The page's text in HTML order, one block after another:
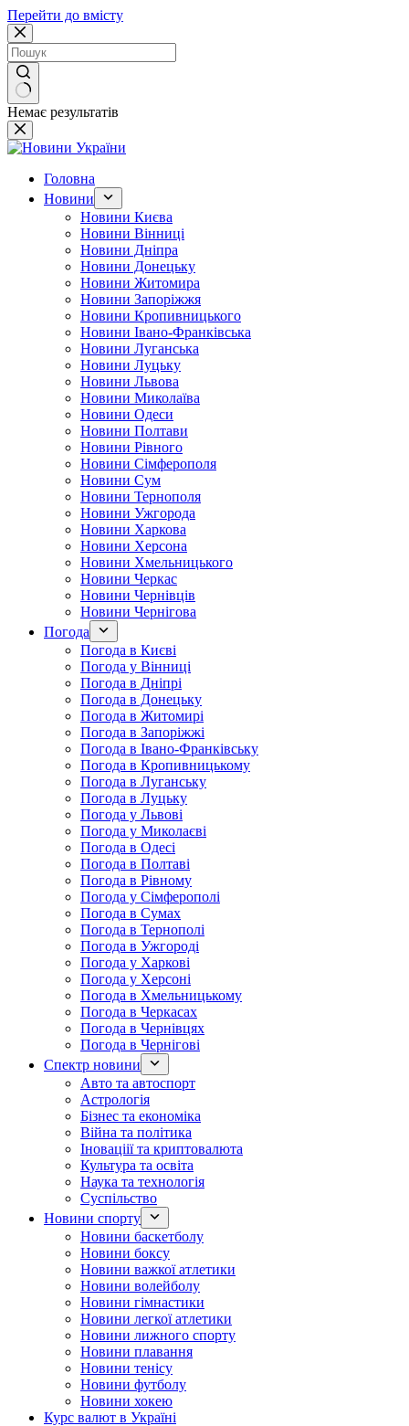
Перейти до вмісту
Немає результатів
Головна
Новини
Новини Києва
Новини Вінниці
Новини Дніпра
Новини Донецьку
Новини Житомира
Новини Запоріжжя
Новини Кропивницького
Новини Івано-Франківська
Новини Луганська
Новини Луцьку
Новини Львова
Новини Миколаїва
Новини Одеси
Новини Полтави
Новини Рівного
Новини Сімферополя
Новини Сум
Новини Тернополя
Новини Ужгорода
Новини Харкова
Новини Херсона
Новини Хмельницького
Новини Черкас
Новини Чернівців
Новини Чернігова
Погода
Погода в Києві
Погода у Вінниці
Погода в Дніпрі
Погода в Донецьку
Погода в Житомирі
Погода в Запоріжжі
Погода в Івано-Франківську
Погода в Кропивницькому
Погода в Луганську
Погода в Луцьку
Погода у Львові
Погода у Миколаєві
Погода в Одесі
Погода в Полтаві
Погода в Рівному
Погода у Сімферополі
Погода в Сумах
Погода в Тернополі
Погода в Ужгороді
Погода у Харкові
Погода у Херсоні
Погода в Хмельницькому
Погода в Черкасах
Погода в Чернівцях
Погода в Чернігові
Спектр новини
Авто та автоспорт
Астрологія
Бізнес та економіка
Війна та політика
Іноваціії та криптовалюта
Культура та освіта
Наука та технологія
Суспільство
Новини спорту
Новини баскетболу
Новини боксу
Новини важкої атлетики
Новини волейболу
Новини гімнастики
Новини легкої атлетики
Новини лижного спорту
Новини плавання
Новини тенісу
Новини футболу
Новини хокею
Курс валют в Україні